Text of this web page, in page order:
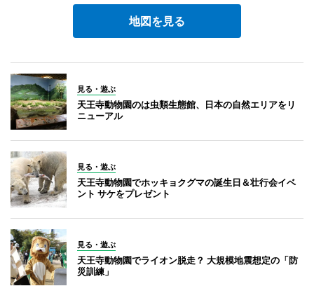
地図を見る
見る・遊ぶ
天王寺動物園のは虫類生態館、日本の自然エリアをリ
ニューアル
見る・遊ぶ
天王寺動物園でホッキョクグマの誕生日＆壮行会イベ
ント サケをプレゼント
見る・遊ぶ
天王寺動物園でライオン脱走？ 大規模地震想定の「防
災訓練」